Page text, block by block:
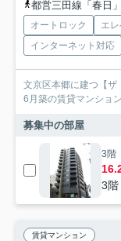
都営三田線「春日
オートロック エ
インターネット対応
文京区本郷に建つ【
6月築の賃貸マンショ
募集中の部屋
3階
3階
賃貸マンション